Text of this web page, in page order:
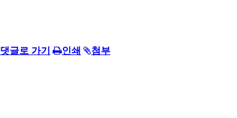
댓글로 가기 인쇄 첨부